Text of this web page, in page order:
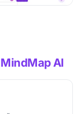
MindMap AI